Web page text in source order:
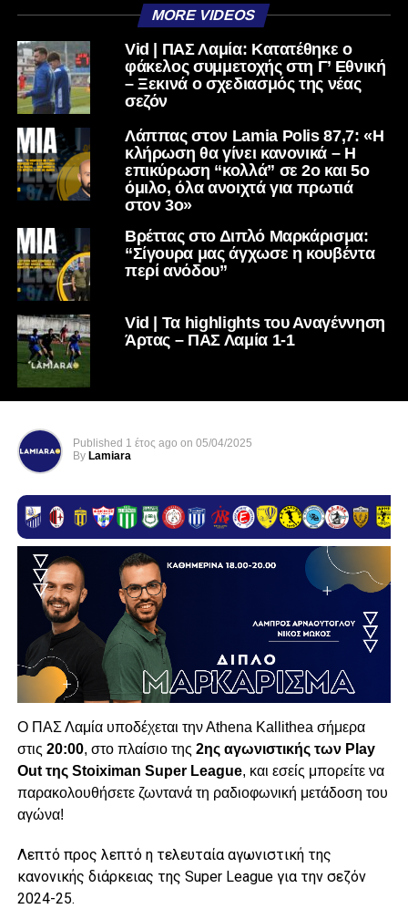
MORE VIDEOS
Vid | ΠΑΣ Λαμία: Κατατέθηκε ο
φάκελος συμμετοχής στη Γ’ Εθνική
– Ξεκινά ο σχεδιασμός της νέας
σεζόν
Λάππας στον Lamia Polis 87,7: «Η
κλήρωση θα γίνει κανονικά – Η
επικύρωση “κολλά” σε 2ο και 5ο
όμιλο, όλα ανοιχτά για πρωτιά
στον 3ο»
Βρέττας στο Διπλό Μαρκάρισμα:
“Σίγουρα μας άγχωσε η κουβέντα
περί ανόδου”
Vid | Τα highlights του Αναγέννηση
Άρτας – ΠΑΣ Λαμία 1-1
Published 1 έτος ago on 05/04/2025
By Lamiara
Ο ΠΑΣ Λαμία υποδέχεται την Αthena Kallithea σήμερα
στις 20:00, στο πλαίσιο της 2ης αγωνιστικής των Play
Out της Stoiximan Super League, και εσείς μπορείτε να
παρακολουθήσετε ζωντανά τη ραδιοφωνική μετάδοση του
αγώνα!
Λεπτό προς λεπτό η τελευταία αγωνιστική της
κανονικής διάρκειας της Super League για την σεζόν
2024-25.